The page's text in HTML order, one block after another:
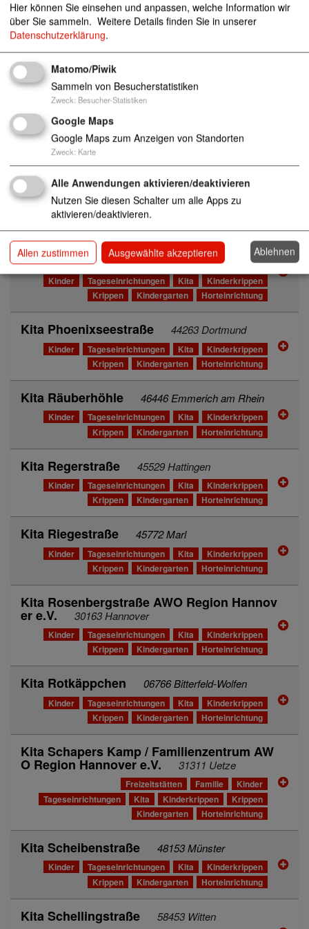
Kita Ostring 45731 Waltrop
Kinder Tageseinrichtungen
Krippen
Kindergarten Horteinrichtung
Kita Overdinkelstraße 48599 Gronau
Kinder Tageseinrichtungen
Krippen
Kita Petermannstraße / Familienzentrum A
WO Region Hannover e.V. 30455 Hannover
Kinder Tageseinrichtungen Kita
Kinderkrippen
Krippen
Kindergarten
Horteinrichtung
Kita Pfarrlandplatz AWO Region Hannover
e.V. 30451 Hannover
Kinder Tageseinrichtungen Kita
Kinderkrippen
Krippen
Kindergarten Horteinrichtung
Kita Phoenixseestraße 44263 Dortmund
Kinder Tageseinrichtungen Kita
Kinderkrippen
Krippen
Kindergarten Horteinrichtung
Kita Räuberhöhle 46446 Emmerich am Rhein
Kinder Tageseinrichtungen Kita
Kinderkrippen
Krippen
Kindergarten Horteinrichtung
Kita Regerstraße 45529 Hattingen
Kinder Tageseinrichtungen Kita
Kinderkrippen
Krippen
Kindergarten Horteinrichtung
Kita Riegestraße 45772 Marl
Kinder Tageseinrichtungen Kita
Kinderkrippen
Krippen
Kindergarten Horteinrichtung
Kita Rosenbergstraße AWO Region Hannov
er e.V. 30163 Hannover
Kinder Tageseinrichtungen Kita
Kinderkrippen
Krippen
Kindergarten Horteinrichtung
Kita Rotkäppchen 06766 Bitterfeld-Wolfen
Kinder Tageseinrichtungen Kita
Kinderkrippen
Krippen
Kindergarten Horteinrichtung
Kita Schapers Kamp / Familienzentrum AW
O Region Hannover e.V. 31311 Uetze
Freizeitstätten Familie
Kinder
Tageseinrichtungen
Kita Kinderkrippen
Krippen
Kindergarten
Horteinrichtung
Kita Scheibenstraße 48153 Münster
Kinder Tageseinrichtungen Kita
Kinderkrippen
Krippen
Kindergarten Horteinrichtung
Kita Schellingstraße 58453 Witten
Hier können Sie einsehen und anpassen, welche Information wir
über Sie sammeln. Weitere Details finden Sie in unserer
Datenschutzerklärung.
Matomo/Piwik
Sammeln von Besucherstatistiken
Zweck: Besucher-Statistiken
Google Maps
Google Maps zum Anzeigen von Standorten
Zweck: Karte
Alle Anwendungen aktivieren/deaktivieren
Nutzen Sie diesen Schalter um alle Apps zu
aktivieren/deaktivieren.
Allen zustimmen Ausgewählte akzeptieren Ablehnen